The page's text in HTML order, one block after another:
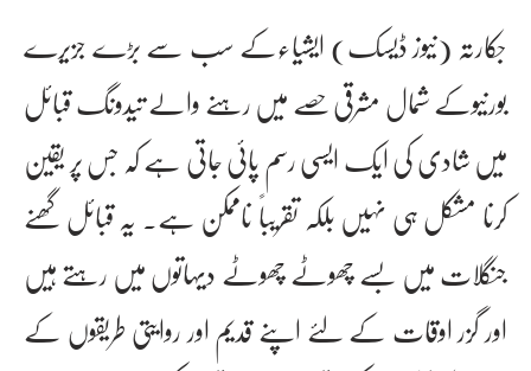
جکارتہ (نیوز ڈیسک) ایشیاءکے سب سے بڑے جزیرے
بورنیوکے شمال مشرقی حصے میں رہنے والے تیدونگ قبائل
میں شادی کی ایک ایسی رسم پائی جاتی ہے کہ جس پر یقین
کرنا مشکل ہی نہیں بلکہ تقریباً ناممکن ہے۔ یہ قبائل گھنے
جنگلات میں بسے چھوٹے چھوٹے دیہاتوں میں رہتے ہیں
اور گزر اوقات کے لئے اپنے قدیم اور روایتی طریقوں کے